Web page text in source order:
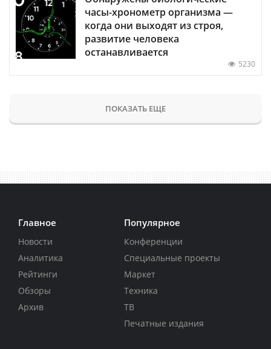
часы-хронометр организма —
когда они выходят из строя,
развитие человека
останавливается
5230
ПОКАЗАТЬ ЕЩЕ
Главное
Новости
Аналитика
Рейтинги
Обзоры
Архив
Популярное
Конференции
Специальные проекты
Маркет
Техника
ТВ
Печатные издания